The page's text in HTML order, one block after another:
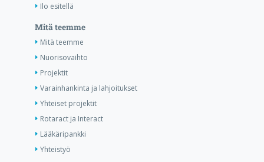
Ilo esitellä
Mitä teemme
Mitä teemme
Nuorisovaihto
Projektit
Varainhankinta ja lahjoitukset
Yhteiset projektit
Rotaract ja Interact
Lääkäripankki
Yhteistyö